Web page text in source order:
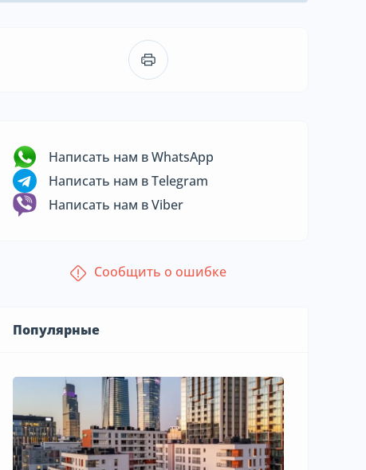
Написать нам в WhatsApp
Написать нам в Telegram
Написать нам в Viber
Сообщить о ошибке
Популярные